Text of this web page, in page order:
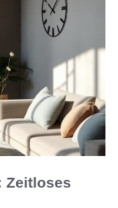
Zeitloses